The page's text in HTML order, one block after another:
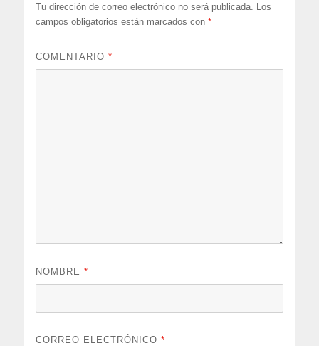
Tu dirección de correo electrónico no será publicada.
Los
campos obligatorios están marcados con*
COMENTARIO*
NOMBRE*
CORREO ELECTRÓNICO*